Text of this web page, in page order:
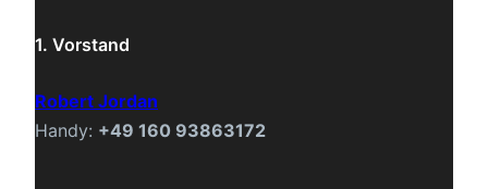
1. Vorstand
Robert Jordan
Handy: +49 160 93863172